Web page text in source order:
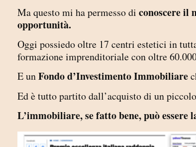
Ma questo mi ha permesso di conoscere il
opportunità.
Oggi possiedo oltre 17 centri estetici in
formazione imprenditoriale con oltre
E unFondo d’Investimento Immobiliare
Ed è tutto partito dall’acquisto di un
L’immobiliare, se fatto bene, può essere